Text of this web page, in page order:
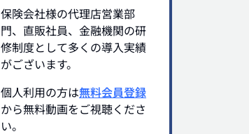
保険会社様の代理店営業部
門、直販社員、金融機関の研
修制度として多くの導入実績
がございます。
個人利用の方は無料会員登録
から無料動画をご視聴くださ
い。